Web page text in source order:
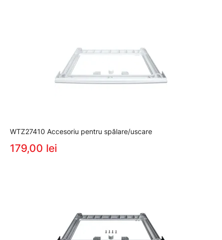
WTZ27410 Accesoriu pentru spălare/uscare
179,00 lei